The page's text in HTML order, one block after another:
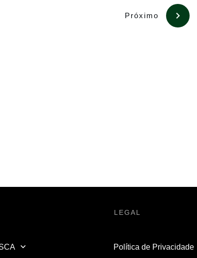
Próximo
LEGAL
Política de Privacidade